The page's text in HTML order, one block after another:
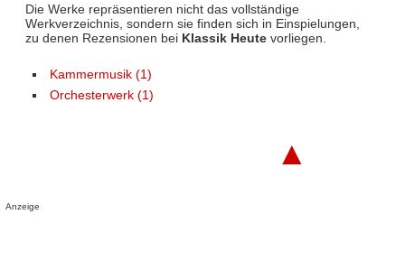
Die Werke repräsentieren nicht das vollständige
Werkverzeichnis, sondern sie finden sich in Einspielungen,
zu denen Rezensionen bei Klassik Heutevorliegen.
Kammermusik (1)
Orchesterwerk (1)
▲
Anzeige